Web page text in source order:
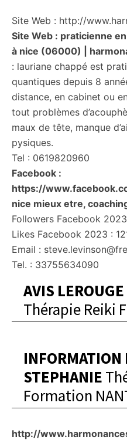
Site Web : http://
Site Web : praticienne
à nice (06000) |
: lauriane chappé est
quantiques depuis 8
distance, en cabinet ou
tout problèmes
maux de tête, manque
pysiques.
Tel : 0619820960
Facebook :
https://
nice mieux etre,
Followers Facebook 2023
Likes Facebook 2023 :
Email :
Tel. : 33755634090
AVIS
Thérapie Reiki
INFORMATION
STEPHANIE
Formation
http://